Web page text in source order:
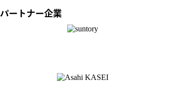
パートナー企業